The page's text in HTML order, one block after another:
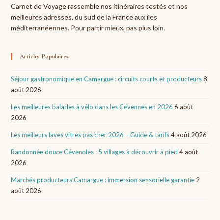
Carnet de Voyage rassemble nos itinéraires testés et nos
meilleures adresses, du sud de la France aux îles
méditerranéennes. Pour partir mieux, pas plus loin.
Articles Populaires
Séjour gastronomique en Camargue : circuits courts et producteurs 8
août 2026
Les meilleures balades à vélo dans les Cévennes en 2026 6 août
2026
Les meilleurs laves vitres pas cher 2026 – Guide & tarifs 4 août 2026
Randonnée douce Cévenoles : 5 villages à découvrir à pied 4 août
2026
Marchés producteurs Camargue : immersion sensorielle garantie 2
août 2026